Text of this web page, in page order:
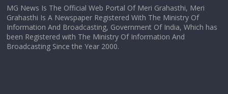
MG News Is The Official Web Portal Of Meri Grahasthi, Meri
Grahasthi Is A Newspaper Registered With The Ministry Of
Information And Broadcasting, Government Of India, Which has
been Registered with The Ministry Of Information And
Broadcasting Since the Year 2000.